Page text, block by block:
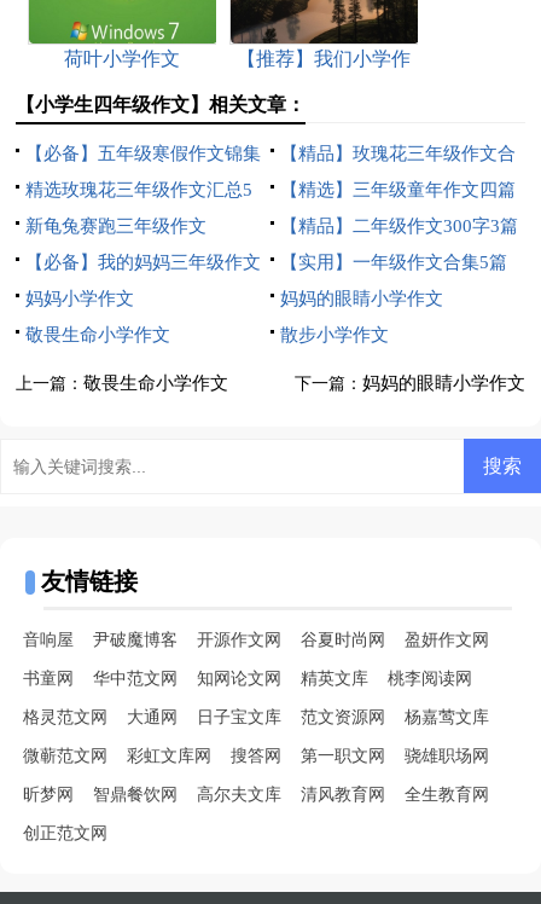
荷叶小学作文
【推荐】我们小学作
【小学生四年级作文】相关文章：
【必备】五年级寒假作文锦集
七篇
【精品】玫瑰花三年级作文合
集九篇
精选玫瑰花三年级作文汇总5
篇
【精选】三年级童年作文四篇
新龟兔赛跑三年级作文
【精品】二年级作文300字3篇
【必备】我的妈妈三年级作文
300字四篇
【实用】一年级作文合集5篇
妈妈小学作文
妈妈的眼睛小学作文
敬畏生命小学作文
散步小学作文
上一篇：敬畏生命小学作文 下一篇： 妈妈的眼睛小学作文
友情链接
音响屋 尹破魔博客 开源作文网 谷夏时尚网 盈妍作文网
书童网 华中范文网 知网论文网 精英文库 桃李阅读网
格灵范文网 大通网 日子宝文库 范文资源网 杨嘉莺文库
微蕲范文网 彩虹文库网 搜答网 第一职文网 骁雄职场网
昕梦网 智鼎餐饮网 高尔夫文库 清风教育网 全生教育网
创正范文网